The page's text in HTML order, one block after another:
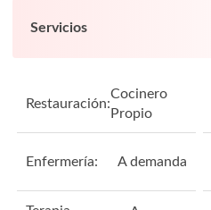
Servicios
Restauración:
Cocinero
Propio
Enfermería: A demanda